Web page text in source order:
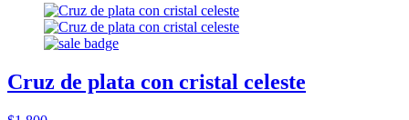
Cruz de plata con cristal celeste